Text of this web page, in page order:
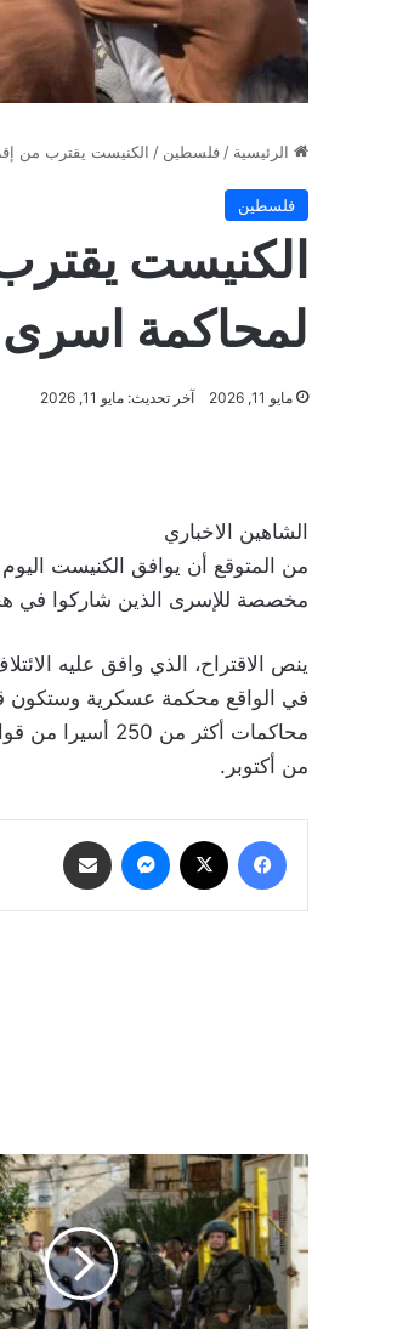
الرئيسية / فلسطين / الكنيست يقترب من إقرار “محكمة 7
فلسطين
لمحاكمة اسرى
مايو 11, 2026 آخر تحديث: مايو 11, 2026
الشاهين الاخباري
من المتوقع أن يوافق الكنيست اليوم
مخصصة للإسرى الذين شاركوا في هجوم7
ينص الاقتراح، الذي وافق عليه
في الواقع محكمة عسكرية وستكون
محاكمات أكثر
من أكتوبر.
فيسبوك ماسنجر
اتفاق
مرتقب
الاثنين
الاتحاد
الأوروبي
لفرض